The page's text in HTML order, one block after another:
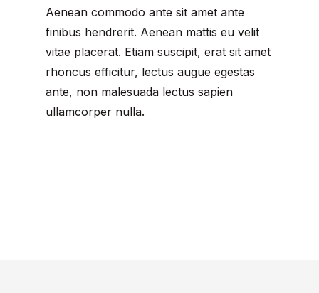
Aenean commodo ante sit amet ante
finibus hendrerit. Aenean mattis eu velit
vitae placerat. Etiam suscipit, erat sit amet
rhoncus efficitur, lectus augue egestas
ante, non malesuada lectus sapien
ullamcorper nulla.